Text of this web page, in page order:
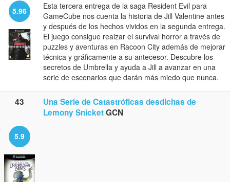
5.96
Esta tercera entrega de la saga Resident Evil para
GameCube nos cuenta la historia de Jill Valentine antes
y después de los hechos vividos en la segunda entrega.
El juego consigue realzar el survival horror a través de
puzzles y aventuras en Racoon City además de mejorar
técnica y gráficamente a su antecesor. Descubre los
secretos de Umbrella y ayuda a Jill a avanzar en una
serie de escenarios que darán más miedo que nunca.
43
Una Serie de Catastróficas desdichas de
Lemony SnicketGCN
5.9